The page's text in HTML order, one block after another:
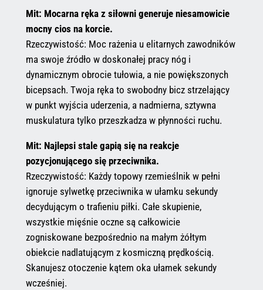
Mit: Mocarna ręka z siłowni generuje niesamowicie
mocny cios na korcie.
Rzeczywistość: Moc rażenia u elitarnych zawodników
ma swoje źródło w doskonałej pracy nóg i
dynamicznym obrocie tułowia, a nie powiększonych
bicepsach. Twoja ręka to swobodny bicz strzelający
w punkt wyjścia uderzenia, a nadmierna, sztywna
muskulatura tylko przeszkadza w płynności ruchu.
Mit: Najlepsi stale gapią się na reakcje
pozycjonującego się przeciwnika.
Rzeczywistość: Każdy topowy rzemieślnik w pełni
ignoruje sylwetkę przeciwnika w ułamku sekundy
decydującym o trafieniu piłki. Całe skupienie,
wszystkie mięśnie oczne są całkowicie
zogniskowane bezpośrednio na małym żółtym
obiekcie nadlatującym z kosmiczną prędkością.
Skanujesz otoczenie kątem oka ułamek sekundy
wcześniej.